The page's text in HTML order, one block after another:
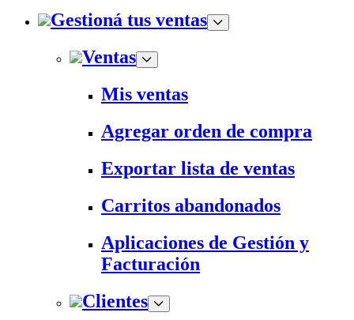
Gestioná tus ventas
Ventas
Mis ventas
Agregar orden de compra
Exportar lista de ventas
Carritos abandonados
Aplicaciones de Gestión y
Facturación
Clientes